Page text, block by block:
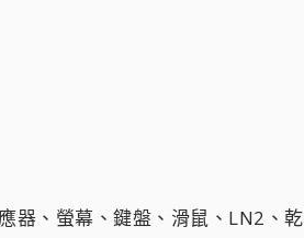
、螢幕、鍵盤、滑鼠、LN2、